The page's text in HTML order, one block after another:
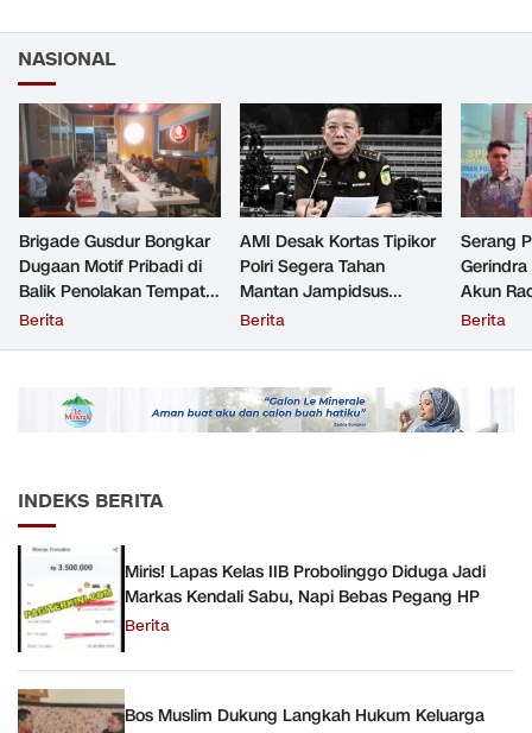
NASIONAL
Brigade Gusdur Bongkar
Dugaan Motif Pribadi di
Balik Penolakan Tempat
Ibadah GKJW Bangil
Berita
AMI Desak Kortas Tipikor
Polri Segera Tahan
Mantan Jampidsus
Tersangka Korupsi
Berita
Serang
Akun
Resmi
Berita
INDEKS BERITA
Miris! Lapas Kelas IIB Probolinggo Diduga Jadi
Markas Kendali Sabu, Napi Bebas Pegang HP
Berita
Bos Muslim Dukung Langkah Hukum Keluarga